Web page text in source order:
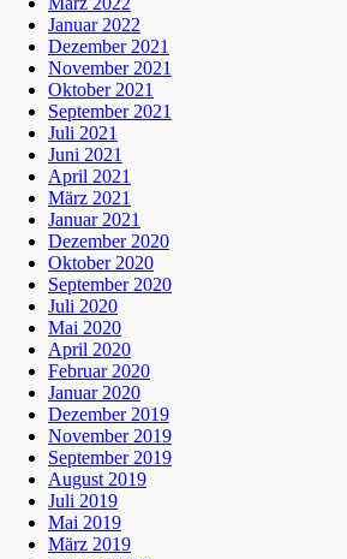
Januar 2022
Dezember 2021
November 2021
Oktober 2021
September 2021
Juli 2021
Juni 2021
April 2021
März 2021
Januar 2021
Dezember 2020
Oktober 2020
September 2020
Juli 2020
Mai 2020
April 2020
Februar 2020
Januar 2020
Dezember 2019
November 2019
September 2019
August 2019
Juli 2019
Mai 2019
März 2019